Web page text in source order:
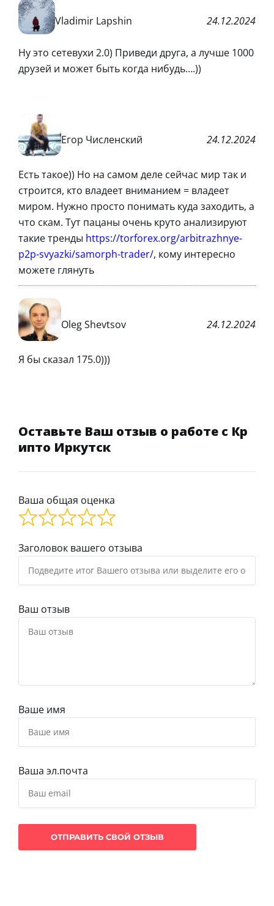
Vladimir Lapshin 24.12.2024
Ну это сетевухи 2.0) Приведи друга, а лучше 1000
друзей и может быть когда нибудь….))
Егор Численский 24.12.2024
Есть такое)) Но на самом деле сейчас мир так и
строится, кто владеет вниманием = владеет
миром. Нужно просто понимать куда заходить, а
что скам. Тут пацаны очень круто анализируют
такие тренды https://torforex.org/arbitrazhnye-
p2p-svyazki/samorph-trader/, кому интересно
можете глянуть
Oleg Shevtsov 24.12.2024
Я бы сказал 175.0)))
Оставьте Ваш отзыв о работе с Кр
ипто Иркутск
Ваша общая оценка
Заголовок вашего отзыва
Ваш отзыв
Ваше имя
Ваша эл.почта